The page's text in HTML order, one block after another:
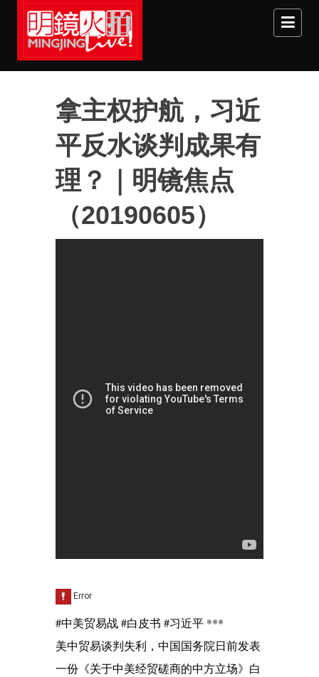
Skip to main content
拿主权护航，习近
平反水谈判成果有
理？｜明镜焦点
（20190605）
#中美贸易战 #白皮书 #习近平 ***
美中贸易谈判失利，中国国务院日前发表
一份《关于中美经贸磋商的中方立场》白